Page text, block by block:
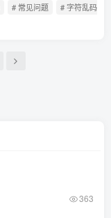
# 常见问题 # 字符乱码
363